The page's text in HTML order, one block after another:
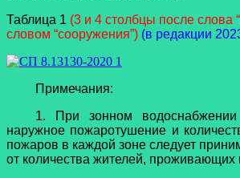
Таблица 1 (3 и 4 столбцы после слова
словом “сооружения”) (в редакции
Примечания:
1. При зонном
наружное пожаротушение и
пожаров в каждой зоне следует
от количества жителей, проживающих